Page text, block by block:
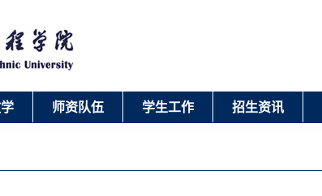
师资队伍 学生工作 招生资讯